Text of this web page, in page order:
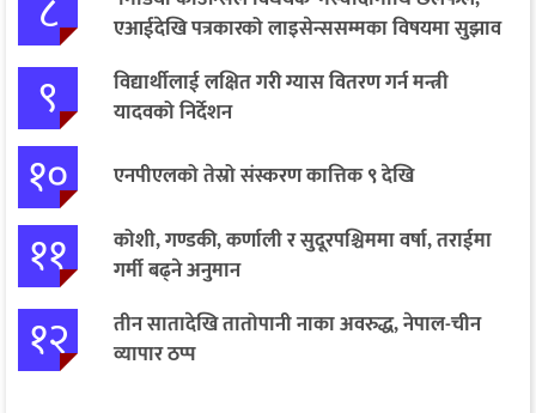
एआईदेखि पत्रकारको लाइसेन्ससम्मका विषयमा सुझाव
९
विद्यार्थीलाई लक्षित गरी ग्यास वितरण गर्न मन्त्री
यादवको निर्देशन
१० एनपीएलको तेस्रो संस्करण कात्तिक ९ देखि
११
कोशी, गण्डकी, कर्णाली र सुदूरपश्चिममा वर्षा, तराईमा
गर्मी बढ्ने अनुमान
१२
तीन सातादेखि तातोपानी नाका अवरुद्ध, नेपाल-चीन
व्यापार ठप्प